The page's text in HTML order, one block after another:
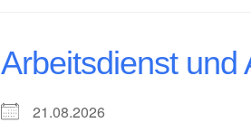
Arbeitsdienst und
21.08.2026